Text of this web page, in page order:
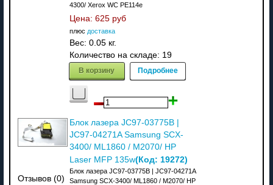
4300/ Xerox WC РE114e
Цена: 625 руб
плюс доставка
Вес: 0.05 кг.
Количество на складе: 19
В корзину Подробнее
Отзывов (0)
Блок лазера JC97-03775B |
JC97-04271A Samsung SCX-
3400/ ML1860 / M2070/ HP
Laser MFP 135w(Код: 19272)
Блок лазера JC97-03775B | JC97-04271A
Samsung SCX-3400/ ML1860 / M2070/ HP